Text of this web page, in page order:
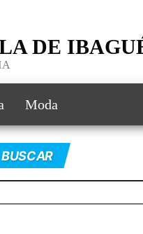
DE
Moda
BUSCAR